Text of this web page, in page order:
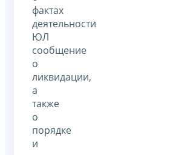
фактах
деятельности
ЮЛ
сообщение
о
ликвидации,
а
также
о
порядке
и